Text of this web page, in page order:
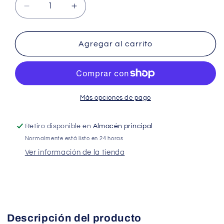
Reducir
cantidad
para
PUREMAX
etapas
Aumentar
cantidad
para
Osmosis
PUREMAX
5
etapas
Agregar al carrito
Más opciones de pago
Retiro disponible en Almacén principal
Normalmente está listo en 24 horas
Ver información de la tienda
Descripción del producto